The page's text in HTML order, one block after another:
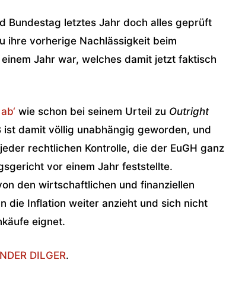
Bundestag letztes Jahr doch alles geprüft
ihre vorherige Nachlässigkeit beim
Jahr war, welches damit jetzt faktisch
wie schon bei seinem Urteil zu Outright
ist damit völlig unabhängig geworden, und
rechtlichen Kontrolle, die der EuGH ganz
vor einem Jahr feststellte.
den wirtschaftlichen und finanziellen
die Inflation weiter anzieht und sich nicht
eignet.
DILGER.